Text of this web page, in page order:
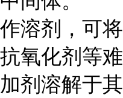
作溶剂，可
抗氧化剂等
加剂溶解于